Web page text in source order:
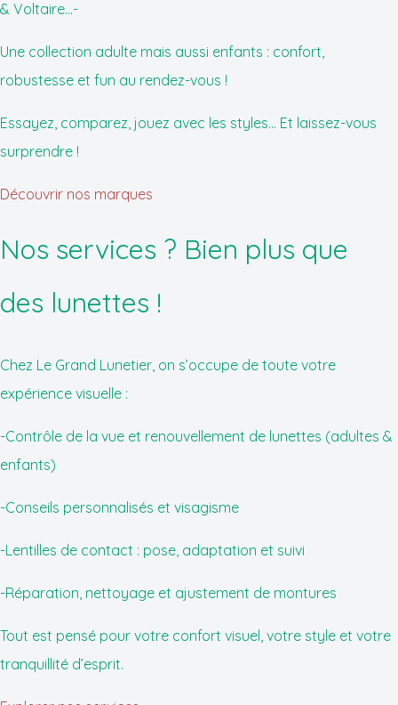
& Voltaire...-
Une collection adulte mais aussi enfants : confort,
robustesse et fun au rendez-vous !
Essayez, comparez, jouez avec les styles... Et laissez-vous
surprendre !
Découvrir nos marques
Nos services ? Bien plus que
des lunettes !
Chez Le Grand Lunetier, on s’occupe de toute votre
expérience visuelle :
-​Contrôle de la vue et renouvellement de lunettes (adultes &
enfants)
-​Conseils personnalisés et visagisme
-​Lentilles de contact : pose, adaptation et suivi
-​Réparation, nettoyage et ajustement de montures
Tout est pensé pour votre confort visuel, votre style et votre
tranquillité d’esprit.